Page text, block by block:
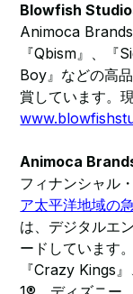
Blowfish
Animoca
『Qbism』、
Boy』などの高
賞しています。
Animoca
フィナンシャル
ア太平洋地域の
は、デジタルエ
ードしています。
『Crazy Kings